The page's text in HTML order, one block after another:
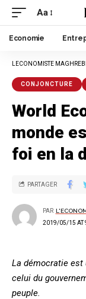
Aa
Economie
LECONOMISTE
CONJONCTURE
World
monde
foi en la
2019/05/15 AT
PAR
PARTAGER
La démocratie
celui du
peuple.